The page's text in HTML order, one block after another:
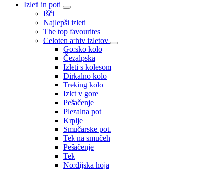
Izleti in poti
Išči
Najlepši izleti
The top favourites
Celoten arhiv izletov
Gorsko kolo
Čezalpska
Izleti s kolesom
Dirkalno kolo
Treking kolo
Izlet v gore
Pešačenje
Plezalna pot
Krplje
Smučarske poti
Tek na smučeh
Pešačenje
Tek
Nordijska hoja